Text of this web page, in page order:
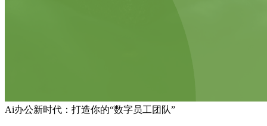
Ai办公新时代：打造你的“数字员工团队”